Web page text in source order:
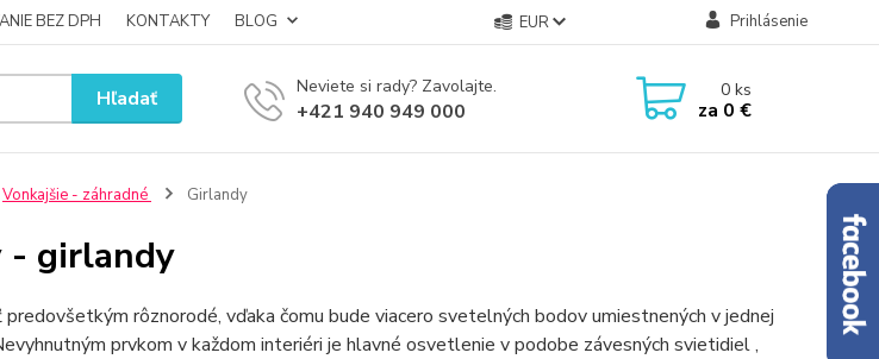
BEZ DPH KONTAKTY BLOG EUR Prihlásenie
Hľadať Neviete si rady? Zavolajte.
+421 940 949 000
0ks
za 0 €
Vonkajšie - záhradné Girlandy
- girlandy
rôznorodé, vďaka čomu bude viacero svetelných bodov umiestnených v jednej
prvkom v každom interiéri je hlavné osvetlenie v podobe závesných svietidiel ,